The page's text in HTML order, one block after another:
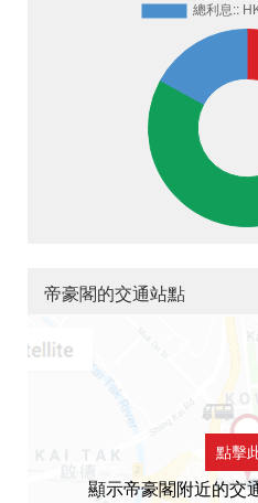
帝豪閣的交通站點
點擊
顯示帝豪閣附近的交